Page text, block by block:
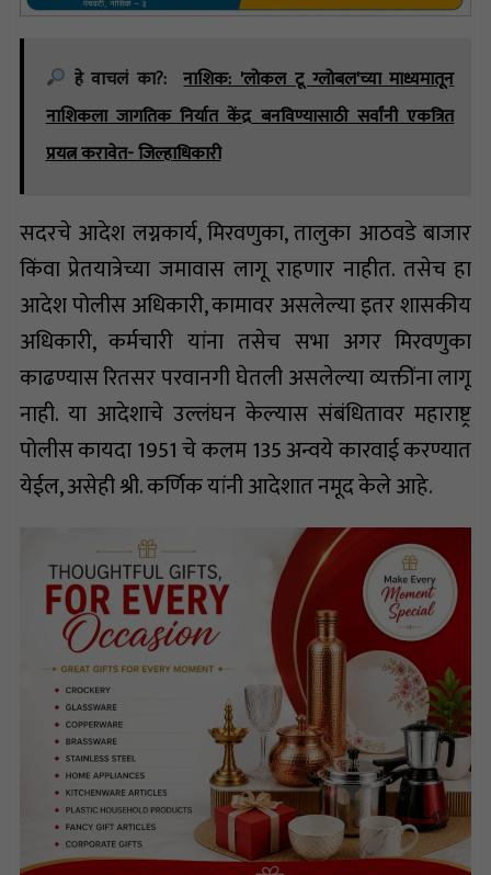
हे वाचलं का?: नाशिक: 'लोकल टू ग्लोबल'च्या माध्यमातून
नाशिकला जागतिक निर्यात केंद्र बनविण्यासाठी सर्वांनी एकत्रित
प्रयत्न करावेत- जिल्हाधिकारी
सदरचे आदेश लग्नकार्य, मिरवणुका, तालुका आठवडे बाजार
किंवा प्रेतयात्रेच्या जमावास लागू राहणार नाहीत. तसेच हा
आदेश पोलीस अधिकारी, कामावर असलेल्या इतर शासकीय
अधिकारी, कर्मचारी यांना तसेच सभा अगर मिरवणुका
काढण्यास रितसर परवानगी घेतली असलेल्या व्यक्तींना लागू
नाही. या आदेशाचे उल्लंघन केल्यास संबंधितावर महाराष्ट्र
पोलीस कायदा 1951 चे कलम 135 अन्वये कारवाई करण्यात
येईल, असेही श्री. कर्णिक यांनी आदेशात नमूद केले आहे.